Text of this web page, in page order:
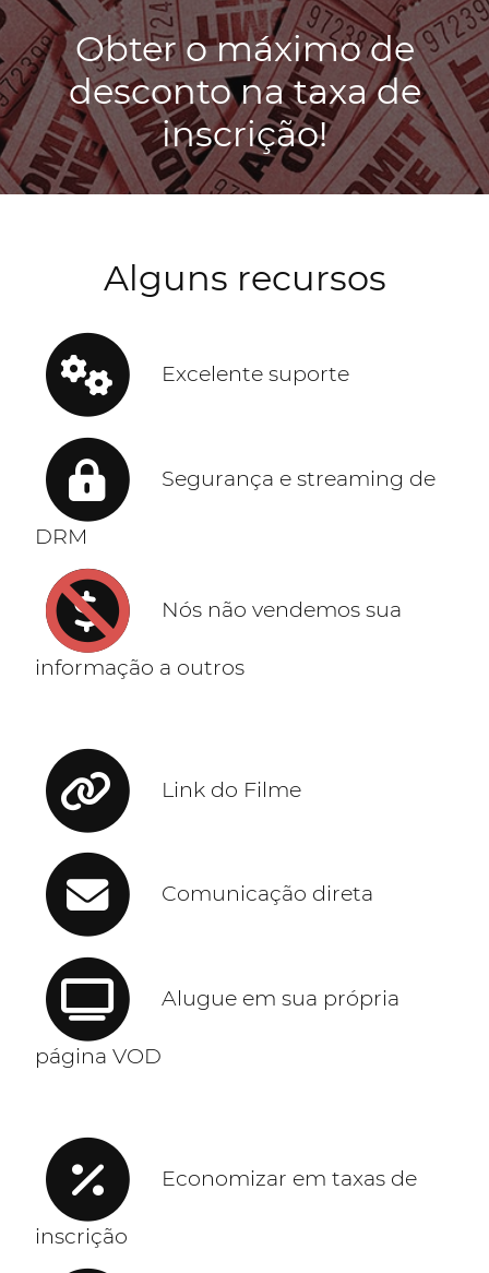
Obter o máximo de
desconto na taxa de
inscrição!
Alguns recursos
Excelente suporte
Segurança e streaming de
DRM
Nós não vendemos sua
informação a outros
Link do Filme
Comunicação direta
Alugue em sua própria
página VOD
Economizar em taxas de
inscrição